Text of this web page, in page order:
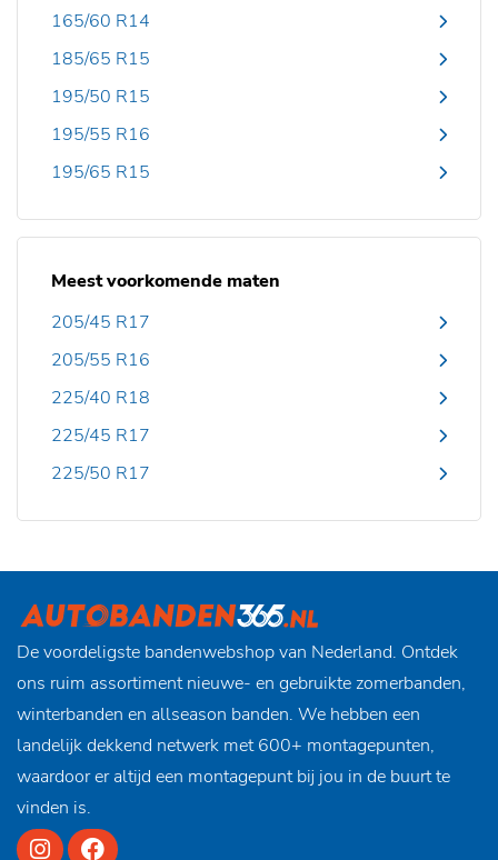
165/60 R14
185/65 R15
195/50 R15
195/55 R16
195/65 R15
Meest voorkomende maten
205/45 R17
205/55 R16
225/40 R18
225/45 R17
225/50 R17
De voordeligste bandenwebshop van Nederland. Ontdek
ons ruim assortiment nieuwe- en gebruikte zomerbanden,
winterbanden en allseason banden. We hebben een
landelijk dekkend netwerk met 600+ montagepunten,
waardoor er altijd een montagepunt bij jou in de buurt te
vinden is.